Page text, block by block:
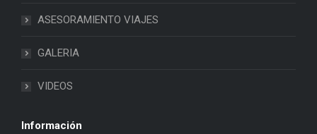
ASESORAMIENTO VIAJES
GALERIA
VIDEOS
Información